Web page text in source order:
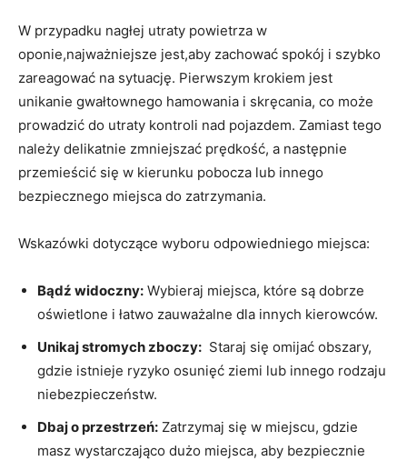
W przypadku nagłej utraty powietrza w
oponie,najważniejsze jest,aby zachować spokój i ⁢szybko
zareagować na⁢ sytuację. Pierwszym krokiem jest
unikanie gwałtownego hamowania i⁣ skręcania, co może
prowadzić do⁤ utraty kontroli⁢ nad pojazdem. Zamiast ​tego
należy delikatnie zmniejszać prędkość, ⁤a następnie
przemieścić się w kierunku pobocza lub innego
bezpiecznego miejsca do zatrzymania.
Wskazówki dotyczące wyboru odpowiedniego miejsca:
Bądź widoczny: Wybieraj miejsca, które‍ są dobrze
oświetlone i ⁣łatwo zauważalne dla innych kierowców.
Unikaj stromych zboczy: ⁤ Staraj się omijać obszary,
gdzie istnieje ryzyko osunięć ‍ziemi lub innego rodzaju
niebezpieczeństw.
Dbaj o przestrzeń: ⁤Zatrzymaj się w miejscu, gdzie
masz wystarczająco dużo miejsca, aby bezpiecznie